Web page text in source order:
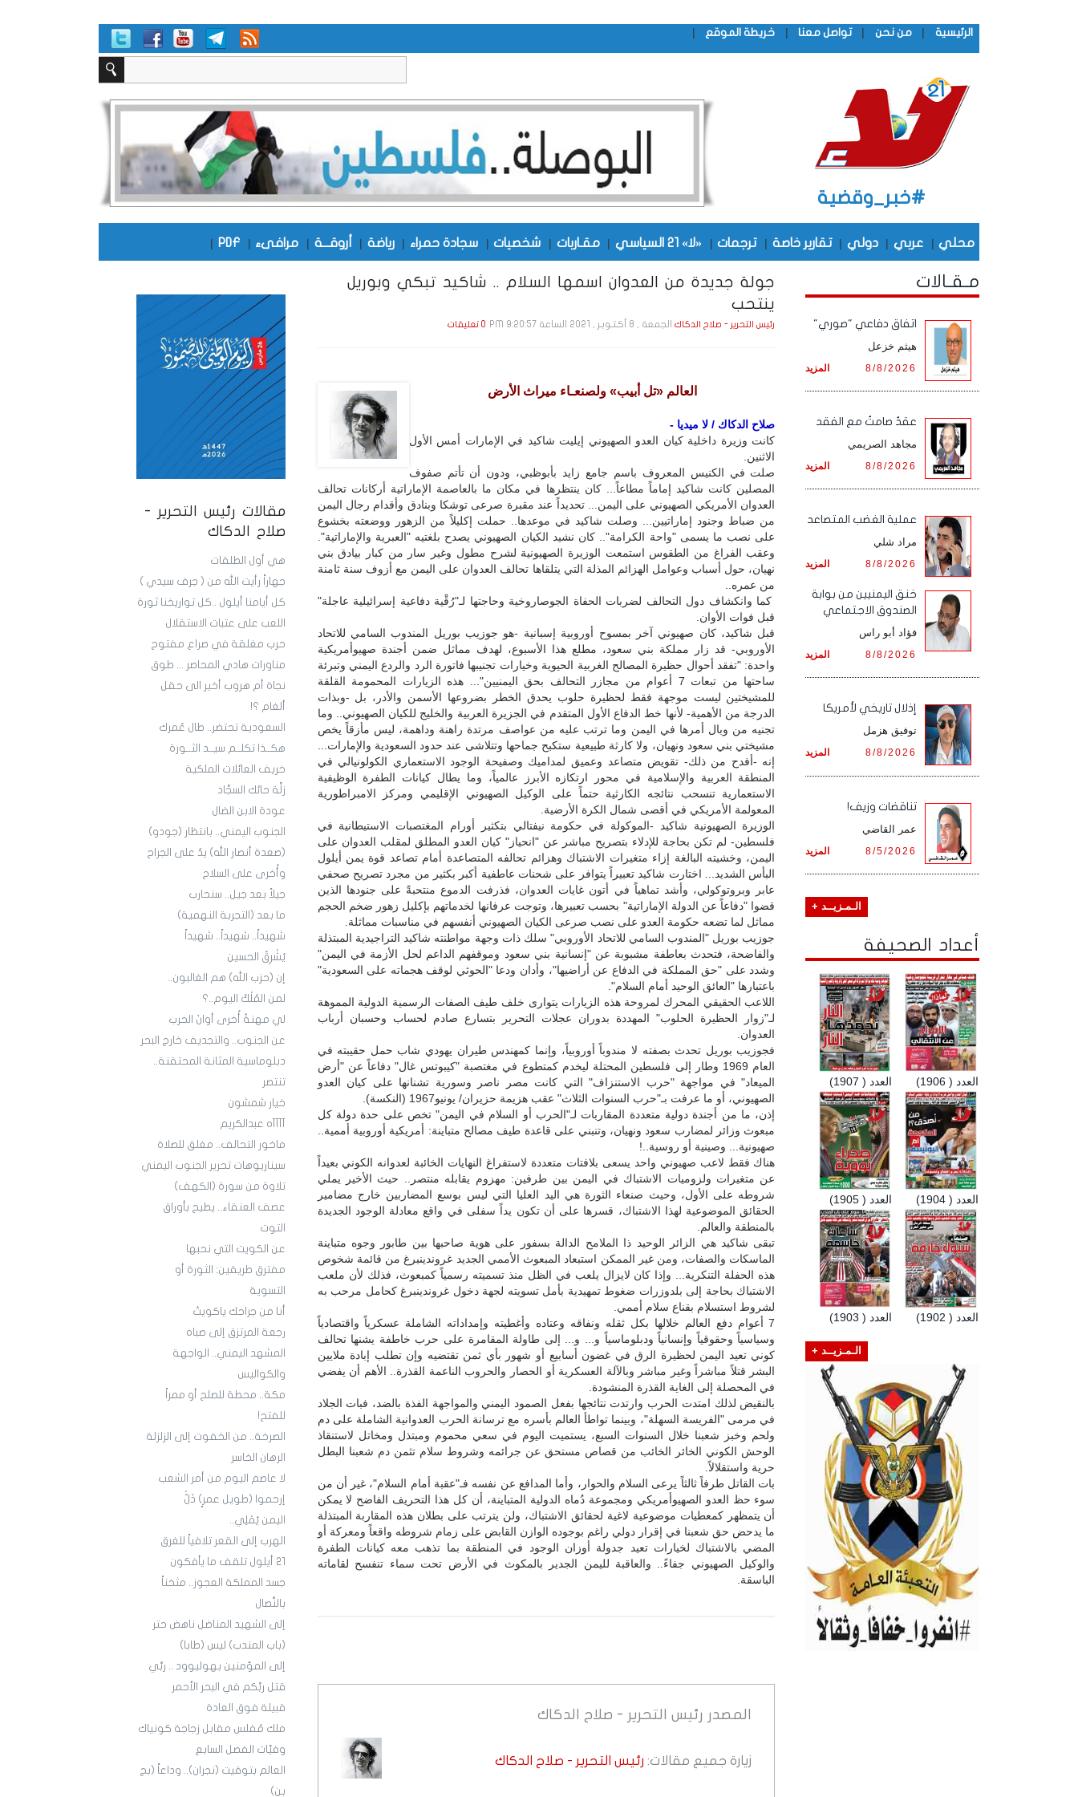
الرئيسية | من نحن | تواصل معنا | خريطة الموقع |
#خبر_وقضية
محلي | عربي | دولي | تقارير خاصة | ترجمات | «لا» 21 السياسي | مقـاربات | شخصيات | سجادة حمراء | رياضة | أروقـــة | مرافىء |
PDF
|
مقالات رئيس التحرير -
صلاح الدكاك
هي أول الطلقات
جهاراً رأيت الله من ( جرف سيدي )
كل أيامنا أيلول ..كل تواريخنا ثورة
اللعب على عتبات الاستقلال
حرب مغلقة في صراع مفتوح
مناورات هادي المحاصر ... طوق
نجاة أم هروب أخير الى حقل
ألغام ؟!
السعودية تحتضر.. طال عُمرك
هكــذا تكلــم سيــد الثــورة
خريف العائلات الملكية
زلَّة حائك السجَّاد
عودة الابن الضال
الجنوب اليمني.. بانتظار (جودو)
(صعدة أنصار الله) يدٌ على الجراح
وأُخرى على السلاح
جيلاً بعد جيل.. سنحارب
ما بعد (التجربة النهمية)
شهيداً.. شهيداً.. شهيداً
يُشْرِقُ الحسين
إن (حزب الله) هم الغالبون..
لمن المُلْكُ اليوم..؟
لي مهنةٌ أُخرى أوانَ الحرب
عن الجنوب.. والتجديف خارج البحر
دبلوماسية المثانة المحتقنة..
تنتصر
خيار شمشون
آآآآه عبدالكريم
ماخور التحالف.. مغلق للصلاة
سيناريوهات تحرير الجنوب اليمني
تلاوة من سورة (الكهف)
عصف العنقاء.. يطيح بأوراق
التوت
عن الكويت التي نحبها
مفترق طريقين: الثورة أو
التسوية
أنا من جراحك ياكويتُ
رجعة المرتزق إلى صباه
المشهد اليمني.. الواجهة
والكواليس
مكة.. محطة للصلح أو ممراً
للفتح!
الصرخة.. من الخفوت إلى الزلزلة
الرهان الخاسر
لا عاصم اليوم من أمر الشعب
إرحموا (طويل عمرٍ) ذَلّْ
اليمن يُمْلِي..
الهرب إلى القعر تلافياً للغرق
21 أيلول تلقف ما يأفكون
جسد المملكة العجوز.. مثخناً
بالنِّصال
إلى الشهيد المناضل ناهض حتر
(باب المندب) ليس (طابا)
إلى المؤمنين بهوليوود .. ربِّي
قتل ربَّكم في البحر الأحمر
قبيلة فوق العادة
ملك مُفلس مقابل زجاجة كونياك
وفيَّات الفصل السابع
العالم بتوقيت (نجران).. وداعاً (بج
بن)
جولة جديدة من العدوان اسمها السلام .. شاكيد تبكي وبوريل
ينتحب
رئيس التحرير - صلاح الدكاكالجمعة , 8 أكـتـوبـر , 2021 الساعة 9:20:57 PM 0 تعليقات
العالم «تل أبيب» ولصنعـاء ميراث الأرض
صلاح الدكاك / لا ميديا -
كانت وزيرة داخلية كيان العدو الصهيوني إيليت شاكيد في الإمارات أمس الأول
الاثنين.
صلت في الكنيس المعروف باسم جامع زايد بأبوظبي، ودون أن تأتم صفوف
المصلين كانت شاكيد إماماً مطاعاً... كان ينتظرها في مكان ما بالعاصمة الإماراتية أركانات تحالف
العدوان الأمريكي الصهيوني على اليمن... تحديداً عند مقبرة صرعى توشكا وبنادق وأقدام رجال اليمن
من ضباط وجنود إماراتيين... وصلت شاكيد في موعدها.. حملت إكليلاً من الزهور ووضعته بخشوع
على نصب ما يسمى "واحة الكرامة".. كان نشيد الكيان الصهيوني يصدح بلغتيه "العبرية والإماراتية".
وعقب الفراغ من الطقوس استمعت الوزيرة الصهيونية لشرح مطول وغير سار من كبار بيادق بني
نهيان، حول أسباب وعوامل الهزائم المذلة التي يتلقاها تحالف العدوان على اليمن مع أزوف سنة ثامنة
من عمره..
كما وانكشاف دول التحالف لضربات الحفاة الجوصاروخية وحاجتها لـ"رُقْية دفاعية إسرائيلية عاجلة"
قبل فوات الأوان.
قبل شاكيد، كان صهيوني آخر بمسوح أوروبية إسبانية -هو جوزيب بوريل المندوب السامي للاتحاد
الأوروبي- قد زار مملكة بني سعود، مطلع هذا الأسبوع، لهدف مماثل ضمن أجندة صهيوأمريكية
واحدة: "تفقد أحوال حظيرة المصالح الغربية الحيوية وخيارات تجنيبها فاتورة الرد والردع اليمني وتبرئة
ساحتها من تبعات 7 أعوام من مجازر التحالف بحق اليمنيين"... هذه الزيارات المحمومة القلقة
للمشيختين ليست موجهة فقط لحظيرة حلوب يحدق الخطر بضروعها الأسمن والأدر، بل -وبذات
الدرجة من الأهمية- لأنها خط الدفاع الأول المتقدم في الجزيرة العربية والخليج للكيان الصهيوني.. وما
تجنيه من وبال أمرها في اليمن وما ترتب عليه من عواصف مرتدة راهنة وداهمة، ليس مأزقاً يخص
مشيختي بني سعود ونهيان، ولا كارثة طبيعية ستكبح جماحها وتتلاشى عند حدود السعودية والإمارات...
إنه -أفدح من ذلك- تقويض متصاعد وعميق لمداميك وصفيحة الوجود الاستعماري الكولونيالي في
المنطقة العربية والإسلامية في محور ارتكازه الأبرز عالمياً، وما يطال كيانات الطفرة الوظيفية
الاستعمارية تنسحب نتائجه الكارثية حتماً على الوكيل الصهيوني الإقليمي ومركز الامبراطورية
المعولمة الأمريكي في أقصى شمال الكرة الأرضية.
الوزيرة الصهيونية شاكيد -الموكولة في حكومة نيفتالي بتكثير أورام المغتصبات الاستيطانية في
فلسطين- لم تكن بحاجة للإدلاء بتصريح مباشر عن "انحياز" كيان العدو المطلق لمقلب العدوان على
اليمن، وخشيته البالغة إزاء متغيرات الاشتباك وهزائم تحالفه المتصاعدة أمام تصاعد قوة يمن أيلول
البأس الشديد... اختارت شاكيد تعبيراً يتوافر على شحنات عاطفية أكبر بكثير من مجرد تصريح صحفي
عابر وبروتوكولي، وأشد تماهياً في أتون غايات العدوان، فذرفت الدموع منتحبةً على جنودها الذين
قضوا "دفاعاً عن الدولة الإماراتية" بحسب تعبيرها، وتوجت عرفانها لخدماتهم بإكليل زهور ضخم الحجم
مماثل لما تضعه حكومة العدو على نصب صرعى الكيان الصهيوني أنفسهم في مناسبات مماثلة.
جوزيب بوريل "المندوب السامي للاتحاد الأوروبي" سلك ذات وجهة مواطنته شاكيد التراجيدية المبتذلة
والفاضحة، فتحدث بعاطفة مشبوبة عن "إنسانية بني سعود وموقفهم الداعم لحل الأزمة في اليمن"
وشدد على "حق المملكة في الدفاع عن أراضيها"، وأدان ودعا "الحوثي لوقف هجماته على السعودية"
باعتبارها "العائق الوحيد أمام السلام".
اللاعب الحقيقي المحرك لمروحة هذه الزيارات يتوارى خلف طيف الصفات الرسمية الدولية المموهة
لـ"زوار الحظيرة الحلوب" المهددة بدوران عجلات التحرير بتسارع صادم لحساب وحسبان أرباب
العدوان.
فجوزيب بوريل تحدث بصفته لا مندوباً أوروبياً، وإنما كمهندس طيران يهودي شاب حمل حقيبته في
العام 1969 وطار إلى فلسطين المحتلة ليخدم كمتطوع في مغتصبة "كيبوتس غال" دفاعاً عن "أرض
الميعاد" في مواجهة "حرب الاستنزاف" التي كانت مصر ناصر وسورية تشنانها على كيان العدو
الصهيوني، أو ما عرفت بـ"حرب السنوات الثلاث" عقب هزيمة حزيران/ يونيو1967 (النكسة).
إذن، ما من أجندة دولية متعددة المقاربات لـ"الحرب أو السلام في اليمن" تخص على حدة دولة كل
مبعوث وزائر لمضارب سعود ونهيان، وتنبني على قاعدة طيف مصالح متباينة: أمريكية أوروبية أممية..
صهيونية... وصينية أو روسية..!
هناك فقط لاعب صهيوني واحد يسعى بلافتات متعددة لاستفراغ النهايات الخائبة لعدوانه الكوني بعيداً
عن متغيرات ولزوميات الاشتباك في اليمن بين طرفين: مهزوم يقابله منتصر.. حيث الأخير يملي
شروطه على الأول، وحيث صنعاء الثورة هي اليد العليا التي ليس بوسع المضاربين خارج مضامير
الحقائق الموضوعية لهذا الاشتباك، قسرها على أن تكون يداً سفلى في واقع معادلة الوجود الجديدة
بالمنطقة والعالم.
تبقى شاكيد هي الزائر الوحيد ذا الملامح الدالة بسفور على هوية صاحبها بين طابور وجوه متباينة
الماسكات والصفات، ومن غير الممكن استبعاد المبعوث الأممي الجديد غروندينبرغ من قائمة شخوص
هذه الحفلة التنكرية... وإذا كان لايزال يلعب في الظل منذ تسميته رسمياً كمبعوث، فذلك لأن ملعب
الاشتباك بحاجة إلى بلدوزرات ضغوط تمهيدية بأمل تسويته لجهة دخول غروندينبرغ كحامل مرحب به
لشروط استسلام بقناع سلام أممي.
7 أعوام دفع العالم خلالها بكل ثقله ونفاقه وعتاده وأغطيته وإمداداته الشاملة عسكرياً واقتصادياً
وسياسياً وحقوقياً وإنسانياً ودبلوماسياً و... و... إلى طاولة المقامرة على حرب خاطفة يشنها تحالف
كوني تعيد اليمن لحظيرة الرق في غضون أسابيع أو شهور بأي ثمن تقتضيه وإن تطلب إبادة ملايين
البشر قتلاً مباشراً وغير مباشر وبالآلة العسكرية أو الحصار والحروب الناعمة القذرة.. الأهم أن يفضي
في المحصلة إلى الغاية القذرة المنشودة.
بالنقيض لذلك امتدت الحرب وارتدت نتائجها بفعل الصمود اليمني والمواجهة الفذة بالضد، فبات الجلاد
في مرمى "الفريسة السهلة"، وبينما تواطأ العالم بأسره مع ترسانة الحرب العدوانية الشاملة على دم
ولحم وخبز شعبنا خلال السنوات السبع، يستميت اليوم في سعي محموم ومبتذل ومخاتل لاستنقاذ
الوحش الكوني الخائر الخائب من قصاص مستحق عن جرائمه وشروط سلام تثمن دم شعبنا البطل
حرية واستقلالاً.
بات القاتل طرفاً ثالثاً يرعى السلام والحوار، وأما المدافع عن نفسه فـ"عقبة أمام السلام"، غير أن من
سوء حظ العدو الصهيوأمريكي ومجموعة دُماه الدولية المتباينة، أن كل هذا التحريف الفاضح لا يمكن
أن يتمظهر كمعطيات موضوعية لاغية لحقائق الاشتباك، ولن يترتب على بطلان هذه المقاربة المبتذلة
ما يدحض حق شعبنا في إقرار دولي راغم بوجوده الوازن القابض على زمام شروطه واقعاً ومعركة أو
المضي بالاشتباك لخيارات تعيد جدولة أوزان الوجود في المنطقة بما تذهب معه كيانات الطفرة
والوكيل الصهيوني جفاءً.. والعاقبة لليمن الجدير بالمكوث في الأرض تحت سماء تنفسح لقاماته
الباسقة.
المصدر رئيس التحرير - صلاح الدكاك
زيارة جميع مقالات: رئيس التحرير - صلاح الدكاك
مـقـالات
اتفاق دفاعي "صوري"
هيثم خزعل
المزيد 8/8/2026
عقدٌ صامتٌ مع الفقد
مجاهد الصريمي
المزيد 8/8/2026
‏عملية الغضب المتصاعد
مراد شلي
المزيد 8/8/2026
خنق اليمنيين من بوابة
الصندوق الاجتماعي
فؤاد أبو راس
المزيد 8/8/2026
إذلال تاريخي لأمريكا
توفيق هزمل
المزيد 8/8/2026
تناقضات وزيف!
عمر القاضي
المزيد 8/5/2026
الـمـزيــد +
أعداد الصحيفة
العدد ( 1907) العدد ( 1906)
العدد ( 1905) العدد ( 1904)
العدد ( 1903) العدد ( 1902)
الـمـزيــد +